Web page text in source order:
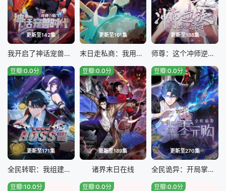
更新至142集
我开启了神话宠兽时代
更新至161集
末日走私商：我用辣条换金砖
更新至188集
师尊：这个冲师逆徒才不是圣子
更新至171集
豆瓣:0.0分
全民转职：我组建了BOSS军团
更新至189集
豆瓣:0.0分
诸界末日在线
更新至270集
豆瓣:0.0分
全民诡异：开局掌握零元购
豆瓣:10.0分 豆瓣:0.0分 豆瓣:0.0分